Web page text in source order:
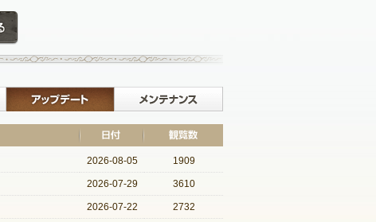
イベント アップデート
2026-08-05 1909
2026-07-29 3610
2026-07-22 2732